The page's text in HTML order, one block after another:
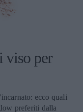
per
ecco quali
preferiti dalla